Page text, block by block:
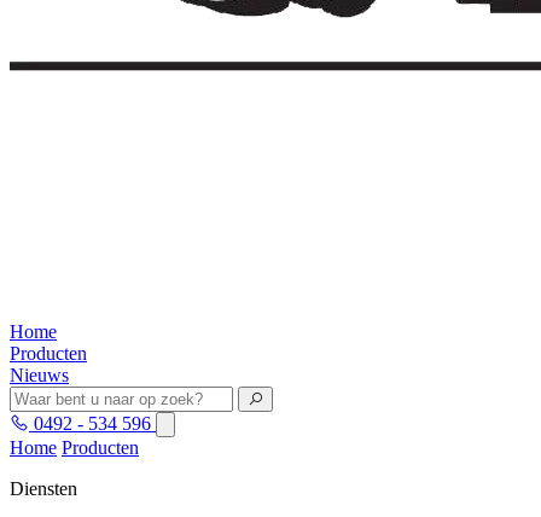
Home
Producten
Nieuws
0492 - 534 596
Home Producten
Diensten